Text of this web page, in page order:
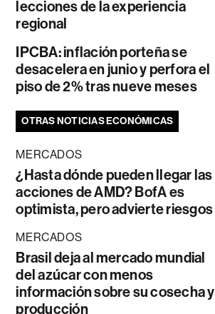
lecciones de la experiencia
regional
IPCBA: inflación porteña se
desacelera en junio y perfora el
piso de 2% tras nueve meses
OTRAS NOTICIAS ECONÓMICAS
MERCADOS
¿Hasta dónde pueden llegar las
acciones de AMD? BofA es
optimista, pero advierte riesgos
MERCADOS
Brasil deja al mercado mundial
del azúcar con menos
información sobre su cosecha y
producción